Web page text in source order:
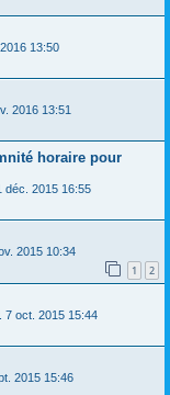
13:50
2016 13:51
horaire pour
déc. 2015 16:55
2015 10:34
1 2
7 oct. 2015 15:44
2015 15:46